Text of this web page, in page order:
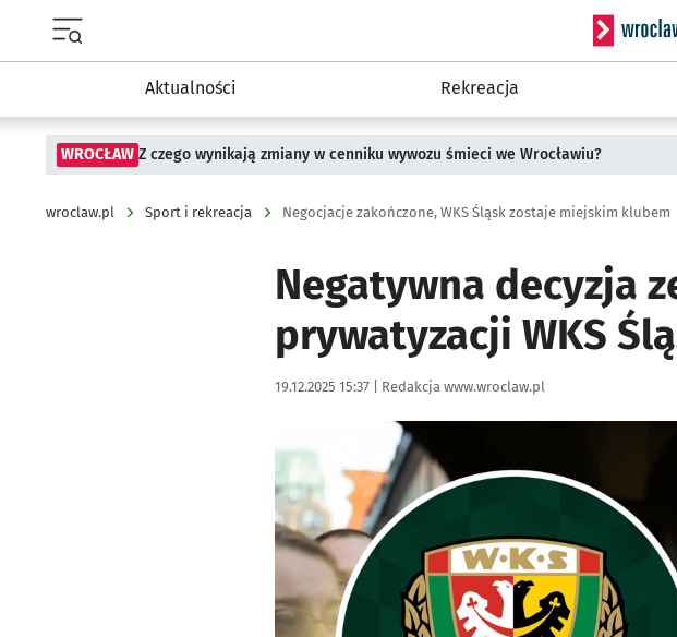
Serwis
Aktualności Rekreacja
WROCŁAW Z czego wynikają zmiany w cenniku wywozu śmieci we Wrocławiu?
wroclaw.pl Sport i rekreacja Negocjacje zakończone, WKS Śląsk zostaje miejskim klubem
Negatywna decyzja
prywatyzacji WKS
Data publikacji:
19.12.2025 15:37 | Autor:
Redakcja www.wroclaw.pl
Kliknij, aby powiększyć